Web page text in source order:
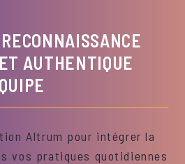
AUTHENTIQUE
Altrum pour intégrer la
vos pratiques quotidiennes